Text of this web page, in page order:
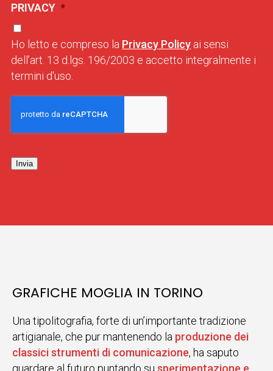
PRIVACY *
Ho letto e compreso la Privacy Policy ai sensi
dell’art. 13 d.lgs. 196/2003 e accetto integralmente i
termini d'uso.
Invia
GRAFICHE MOGLIA IN TORINO
Una tipolitografia, forte di un’importante tradizione
artigianale, che pur mantenendo la produzione dei
classici strumenti di comunicazione, ha saputo